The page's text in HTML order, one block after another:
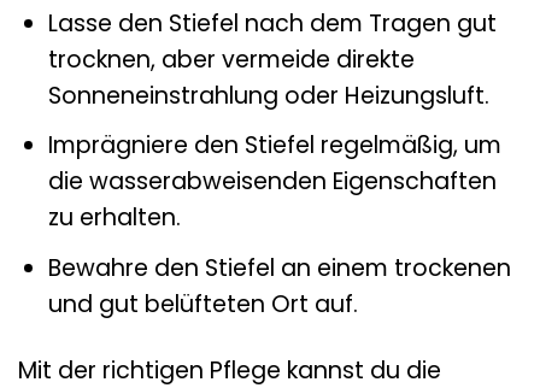
Lasse den Stiefel nach dem Tragen gut
trocknen, aber vermeide direkte
Sonneneinstrahlung oder Heizungsluft.
Imprägniere den Stiefel regelmäßig, um
die wasserabweisenden Eigenschaften
zu erhalten.
Bewahre den Stiefel an einem trockenen
und gut belüfteten Ort auf.
Mit der richtigen Pflege kannst du die